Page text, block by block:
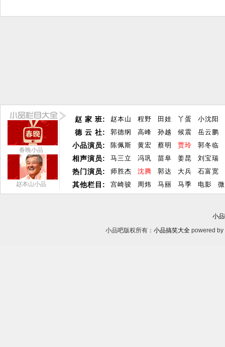
春晚小品
赵本山小品
赵 家 班:
德 云 社:
小品演员:
相声演员:
热门演员:
其他栏目:
赵本山 程野 田娃 丫蛋
小沈阳
郭德纲
高峰 孙越 候震
岳云鹏
陈佩斯
黄宏 蔡明 贾玲
郭冬临
马三立
冯巩 苗阜 姜昆
刘宝瑞
师胜杰
沈腾 郭达 大兵
石富宽
宫崎骏
周炜 马丽 马季 电影
小
小品吧版权所有： 小品搞笑大全 powered by